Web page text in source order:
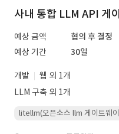
사내 통합 LLM API 게
예상 금액
협의 후 결정
예상 기간
30일
개발
웹 외 1개
LLM 구축 외 1개
litellm(오픈소스 llm 게이트웨